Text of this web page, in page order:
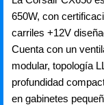
650W, con
carriles +12V
Cuenta con un
modular, topología
profundidad
en gabinetes